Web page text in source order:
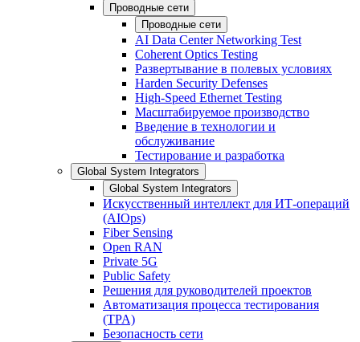
Проводные сети
Проводные сети
AI Data Center Networking Test
Coherent Optics Testing
Развертывание в полевых условиях
Harden Security Defenses
High-Speed Ethernet Testing
Масштабируемое производство
Введение в технологии и
обслуживание
Тестирование и разработка
Global System Integrators
Global System Integrators
Искусственный интеллект для ИТ-операций
(AIOps)
Fiber Sensing
Open RAN
Private 5G
Public Safety
Решения для руководителей проектов
Автоматизация процесса тестирования
(TPA)
Безопасность сети